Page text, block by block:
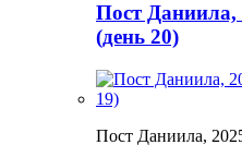
Пост Даниила,
(день 20)
Пост Даниила,